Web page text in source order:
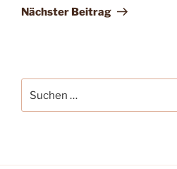
Beitrag
Nächster Beitrag
nach: